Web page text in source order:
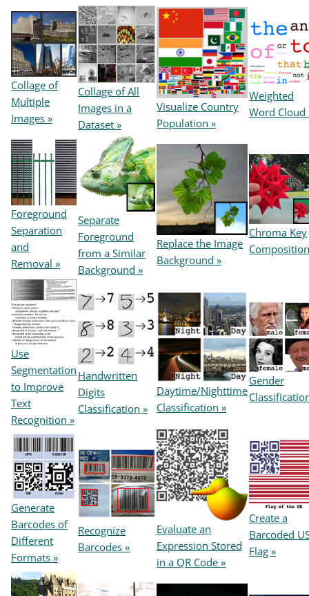
Collage of
Multiple
Images »
Collage of All
Images in a
Dataset »
Visualize Country
Population »
Weighted
Word Cloud
Foreground
Separation
and
Removal »
Separate
Foreground
from a Similar
Background »
Replace the Image
Background »
Chroma Key
Use
Segmentation
to Improve
Text
Recognition »
Handwritten
Digits
Classification »
Daytime/Nighttime
Classification »
Gender
Generate
Barcodes of
Different
Formats »
Recognize
Barcodes »
Evaluate an
Expression Stored
in a QR Code »
Create a
Barcoded
Flag »